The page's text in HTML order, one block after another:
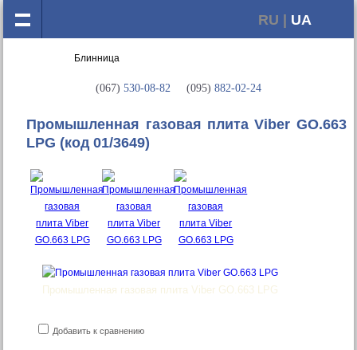
RU | UA
(067) 530-08-82 (095) 882-02-24
Промышленная газовая плита Viber GO.663
LPG (код 01/3649)
Промышленная газовая плита Viber GO.663 LPG
Добавить к сравнению